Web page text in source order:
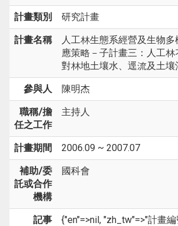
計畫類別 研究計畫
計畫名稱
人工林生態系經營及生物
應策略－子計畫三：人工
對林地土壤水、逕流及土
參與人 陳明杰
職稱/擔
任之工作
主持人
計畫期間 2006.09 ~ 2007.07
補助/委
託或合作
機構
國科會
記事
{"en"=>nil, "zh_tw"=>"計畫